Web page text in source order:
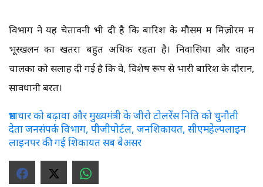
विभाग ने यह चेतावनी भी दी है कि बारिश के मौसम में मिज़ोरम में
भूस्खलन का खतरा बहुत अधिक रहता है। निवासियों और वाहन
चालकों को सलाह दी गई है कि वे, विशेष रूप से भारी बारिश के दौरान,
सावधानी बरतें।
भ्रष्टाचार को बढ़ावा और मुख्यमंत्री के जीरो टोलरेंस निति को चुनौती
देता जनसंपर्क विभाग, पीजीपोर्टल, जनशिकायत, सीएमहेल्पलाइन
लाइनपर की गई शिकायत सब बेअसर